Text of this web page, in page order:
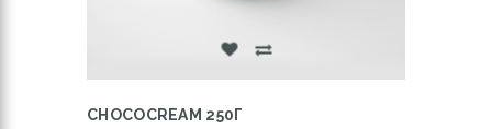
CHOCOCREAM 250Г